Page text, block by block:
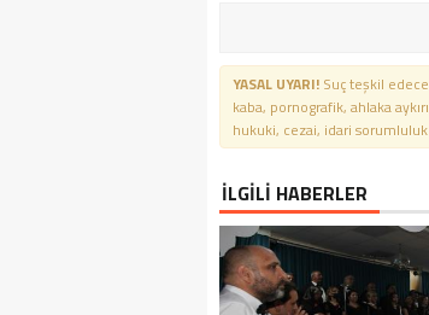
YASAL UYARI! Suç teşkil
kaba, pornografik, ahlaka
hukuki, cezai, idari
İLGİLİ HABERLER